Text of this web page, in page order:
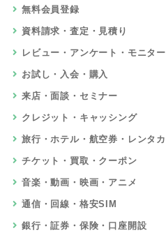
無料会員登録
資料請求・査定・見積り
レビュー・アンケート・モニター
お試し・入会・購入
来店・面談・セミナー
クレジット・キャッシング
旅行・ホテル・航空券・レンタ
チケット・買取・クーポン
音楽・動画・映画・アニメ
通信・回線・格安SIM
銀行・証券・保険・口座開設